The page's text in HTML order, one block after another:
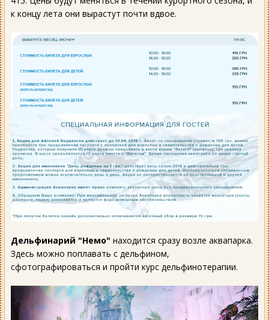
к концу лета они вырастут почти вдвое.
Дельфинарий "Немо" находится сразу возле аквапарка.
Здесь можно поплавать с дельфином,
сфотографироваться и пройти курс дельфинотерапии.